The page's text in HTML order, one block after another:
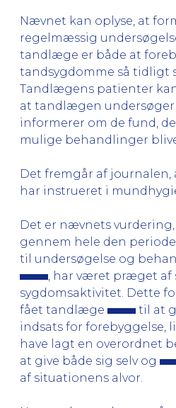
Nævnet kan oplyse, at
regelmæssig
tandlæge er både at
tandsygdomme så tidligt
Tandlægens patienter
at tandlægen
informerer om de fund,
mulige behandlinger
Det fremgår af
har instrueret i
Det er nævnets vurdering,
gennem hele den
til undersøgelse og
, har været præget af
sygdomsaktivitet. Dette
fået tandlæge
til at
indsats for forebyggelse,
have lagt en overordnet
at give både sig selv og
af situationens alvor.